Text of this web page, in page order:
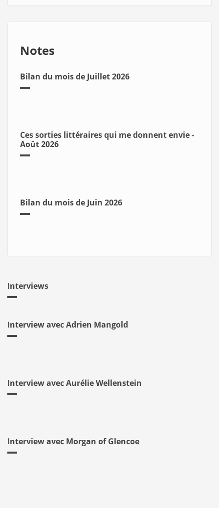
Notes
Bilan du mois de Juillet 2026
Ces sorties littéraires qui me donnent envie -
Août 2026
Bilan du mois de Juin 2026
Interviews
Interview avec Adrien Mangold
Interview avec Aurélie Wellenstein
Interview avec Morgan of Glencoe